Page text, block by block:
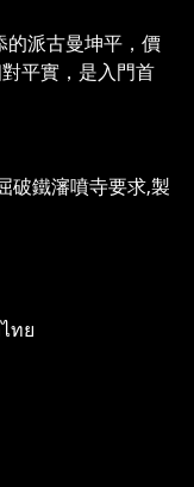
的派古曼坤平，價
平實，是入門首
破鐵瀋噴寺要求,製
ทย